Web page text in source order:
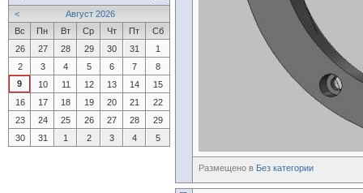
Размещено в Без категории
<
Август 2026
Вс
Пн Вт Ср Чт Пт
Сб
26
27 28 29 30 31
1
2
3 4 5 6 7
8
9
10 11 12 13 14
15
16
17 18 19 20 21
22
23
24 25 26 27 28
29
30
31 1 2 3 4 5